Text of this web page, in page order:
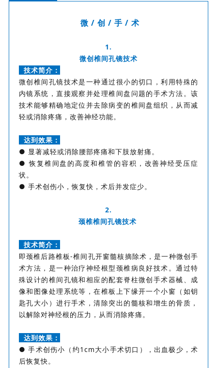
微 / 创 / 手 / 术
1.
微创椎间孔镜技术
技术简介：
微创椎间孔镜技术是一种通过很小的切口，利用特殊的
内镜系统，直接观察并处理椎间盘问题的手术方法。该
技术能够精确地定位并去除病变的椎间盘组织，从而减
轻或消除疼痛，改善神经功能。
达到效果：
● 显著减轻或消除腰部疼痛和下肢放射痛。
● 恢复椎间盘的高度和椎管的容积，改善神经受压症
状。
● 手术创伤小，恢复快，术后并发症少。
2.
颈椎椎间孔镜技术
技术简介：
即颈椎后路椎板-椎间孔开窗髓核摘除术，是一种微创手
术方法，是一种治疗神经根型颈椎病良好技术。通过特
殊设计的椎间孔镜和相应的配套脊柱微创手术器械、成
像和图像处理系统等，在椎板上下缘开一个小窗（如钥
匙孔大小）进行手术，清除突出的髓核和增生的骨质，
以解除对神经根的压力，从而消除疼痛。
达到效果：
● 手术创伤小（约1cm大小手术切口），出血极少，术
后恢复快。